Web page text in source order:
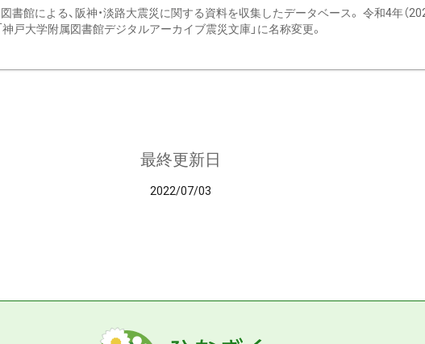
書館による、阪神・淡路大震災に関する資料を収集したデータベース。 令和4年（
神戸大学附属図書館デジタルアーカイブ震災文庫」に名称変更。
最終更新日
2022/07/03